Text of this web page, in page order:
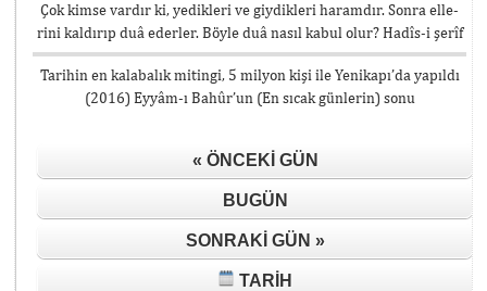
Çok kimse vardır ki, yedikleri ve giydikleri haramdır. Sonra elle-
rini kaldırıp duâ ederler. Böyle duâ nasıl kabul olur? Hadîs-i şerîf
Tarihin en kalabalık mitingi, 5 milyon kişi ile Yenikapı’da yapıldı
(2016) Eyyâm-ı Bahûr’un (En sıcak günlerin) sonu
« ÖNCEKI GÜN
BUGÜN
SONRAKI GÜN »
TARIH